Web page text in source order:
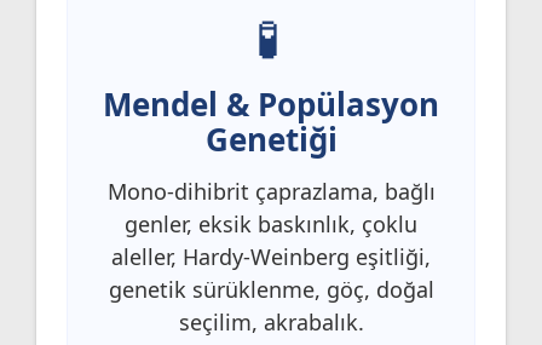
Mendel & Popülasyon
Genetiği
Mono-dihibrit çaprazlama, bağlı
genler, eksik baskınlık, çoklu
aleller, Hardy-Weinberg eşitliği,
genetik sürüklenme, göç, doğal
seçilim, akrabalık.